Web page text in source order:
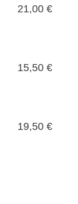
21,00 €
15,50 €
19,50 €